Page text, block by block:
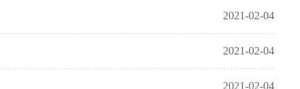
2021-02-04
2021-02-04
2021-02-04